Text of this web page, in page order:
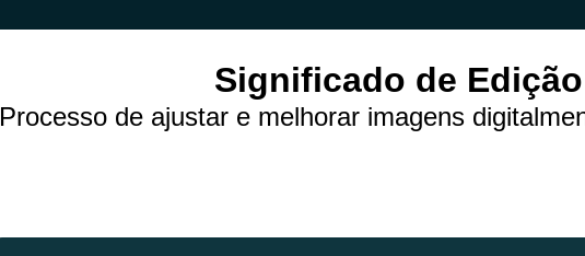
Significado de Edição
Processo de ajustar e melhorar imagens